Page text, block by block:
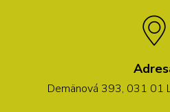
Demänová 393, 031 01